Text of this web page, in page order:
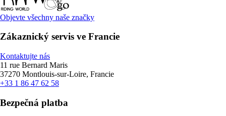
Objevte všechny naše značky
Zákaznický servis ve Francie
Kontaktujte nás
11 rue Bernard Maris
37270 Montlouis-sur-Loire, Francie
+33 1 86 47 62 58
Bezpečná platba